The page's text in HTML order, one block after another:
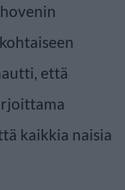
että
kaikkia naisia